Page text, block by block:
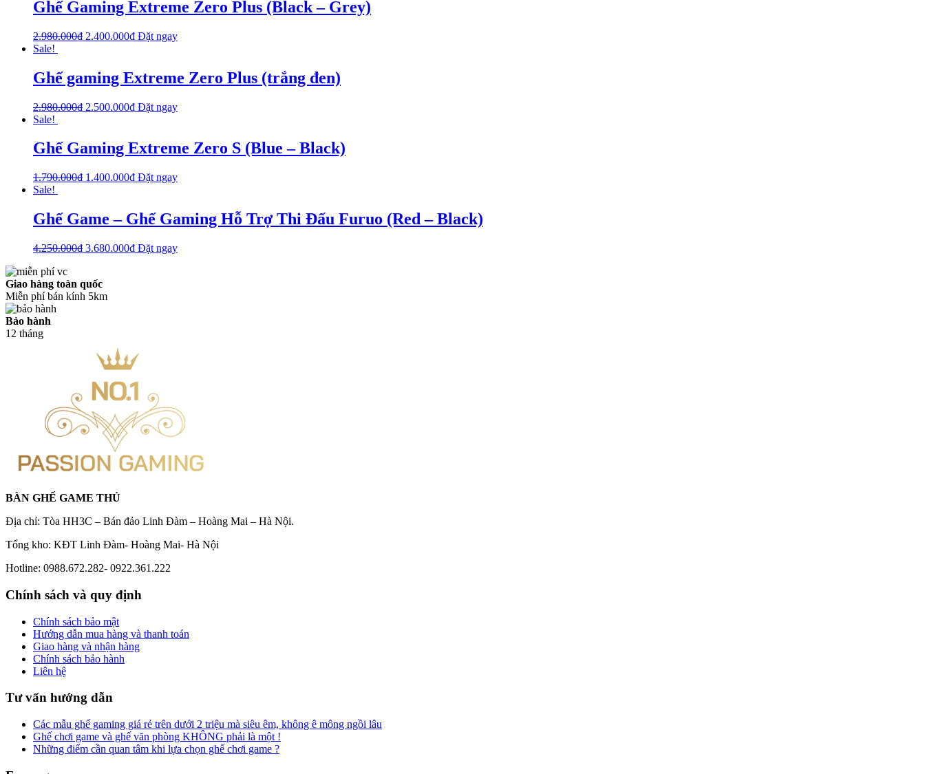
Ghế Gaming Extreme Zero Plus (Black – Grey)
2.980.000₫ 2.400.000₫ Đặt ngay
Sale!
Ghế gaming Extreme Zero Plus (trắng đen)
2.980.000₫ 2.500.000₫ Đặt ngay
Sale!
Ghế Gaming Extreme Zero S (Blue – Black)
1.790.000₫ 1.400.000₫ Đặt ngay
Sale!
Ghế Game – Ghế Gaming Hỗ Trợ Thi Đấu Furuo (Red – Black)
4.250.000₫ 3.680.000₫ Đặt ngay
Giao hàng toàn quốc
Miễn phí bán kính 5km
Bảo hành
12 tháng
BÀN GHẾ GAME THỦ
Địa chỉ: Tòa HH3C – Bán đảo Linh Đàm – Hoàng Mai – Hà Nội.
Tổng kho: KĐT Linh Đàm- Hoàng Mai- Hà Nội
Hotline: 0988.672.282- 0922.361.222
Chính sách và quy định
Chính sách bảo mật
Hướng dẫn mua hàng và thanh toán
Giao hàng và nhận hàng
Chính sách bảo hành
Liên hệ
Tư vấn hướng dẫn
Các mẫu ghế gaming giá rẻ trên dưới 2 triệu mà siêu êm, không ê mông ngồi lâu
Ghế chơi game và ghế văn phòng KHÔNG phải là một !
Những điểm cần quan tâm khi lựa chọn ghế chơi game ?